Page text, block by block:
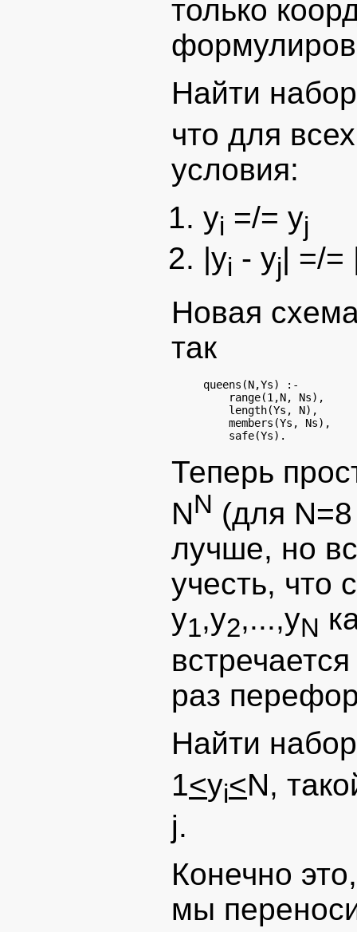
только
Найти
что для
условия:
yi =/= yj
|yi - yj| =/=
Новая
так
queens(N,Ys) :-
    range(1,N, Ns),
    length(Ys, N),
    members(Ys, Ns),
Теперь
NN (для
лучше, но
учесть, что
y1,y2,...,yN
раз
Найти
1<yi<N,
j.
Конечно
мы